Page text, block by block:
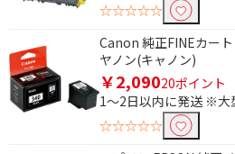
☆☆☆☆☆
Canon 純正FINEカー
ヤノン(キャノン)
￥2,09020ポイント
1～2日以内に発送 ※大
☆☆☆☆☆